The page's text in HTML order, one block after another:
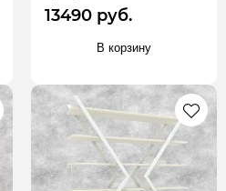
13490 руб.
В корзину